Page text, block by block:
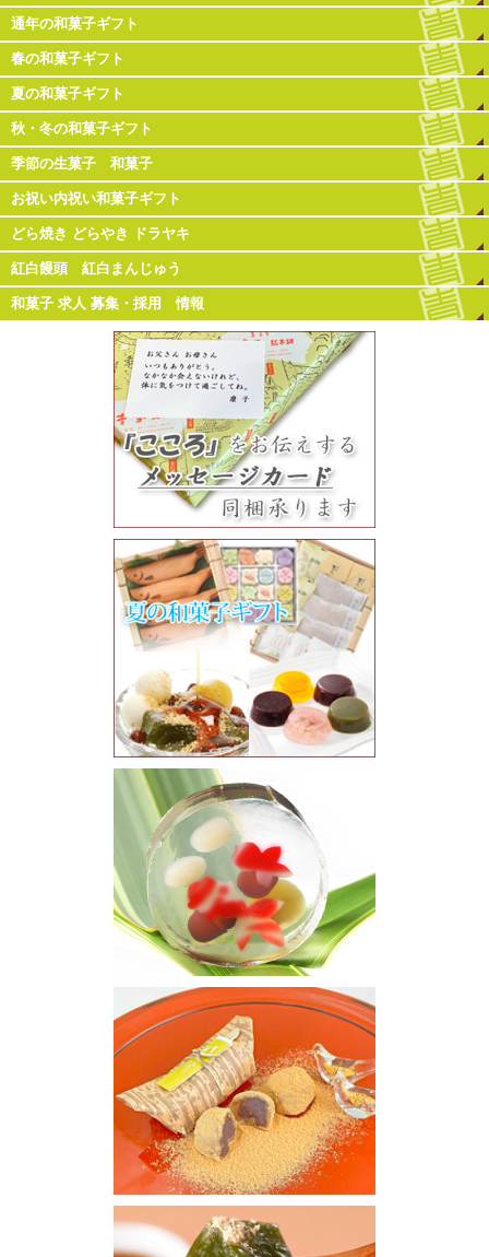
通年の和菓子ギフト
春の和菓子ギフト
夏の和菓子ギフト
秋・冬の和菓子ギフト
季節の生菓子 和菓子
お祝い内祝い和菓子ギフト
どら焼き どらやき ドラヤキ
紅白饅頭 紅白まんじゅう
和菓子 求人 募集・採用 情報